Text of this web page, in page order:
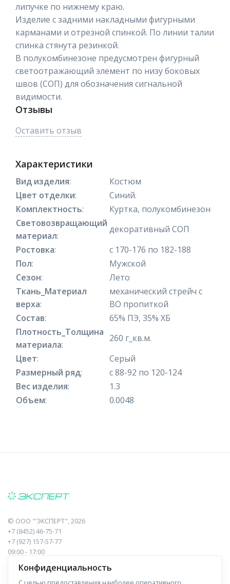
липучке по нижнему краю.
Изделие с задними накладными фигурными
карманами и отрезной спинкой. По линии талии
спинка стянута резинкой.
В полукомбинезоне предусмотрен фигурный
светоотражающий элемент по низу боковых
швов (СОП) для обозначения сигнальной
видимости.
Отзывы
Оставить отзыв
Характеристики
Вид изделия:
Костюм
Цвет отделки:
Синий.
Комплектность:
Куртка, полукомбинезон
Световозвращающий
материал:
декоративный СОП
Ростовка:
с 170-176 по 182-188
Пол:
Мужской
Сезон:
Лето
Ткань_Материал
верха:
механический стрейч с
ВО пропиткой
Состав:
65% ПЭ, 35% ХБ
Плотность_Толщина
материала:
260 г_кв.м.
Цвет:
Серый
Размерный ряд:
с 88-92 по 120-124
Вес изделия:
1.3
Объем: 0.0048
© ООО "'ЭКСПЕРТ", 2026
+7 (8452) 46-75-71
+7 (927) 157-57-77
09:00 - 17:00
410017, Саратов, Пугачева, 10 к1, оф.23
Конфиденциальность